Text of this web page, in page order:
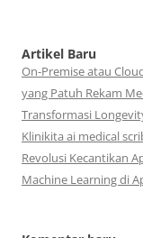
Artikel Baru
On-Premise atau
yang Patuh Rekam
Transformasi
Klinikita ai medical
Revolusi Kecantikan
Machine Learning di